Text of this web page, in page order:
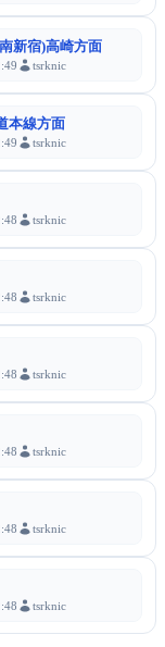
新宿)高崎方面
tsrknic
本線方面
tsrknic
tsrknic
tsrknic
tsrknic
tsrknic
tsrknic
tsrknic